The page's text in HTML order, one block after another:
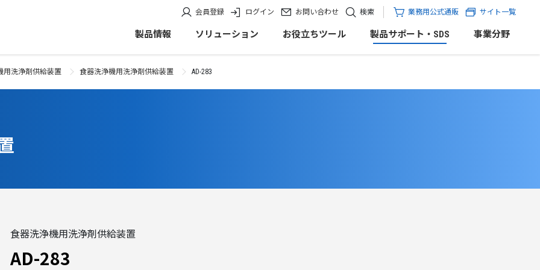
会員登録 ログイン お問い合わせ 検索 業務用公式通販 サイト一覧
製品情報 ソリューション お役立ちツール 製品サポート・SDS 事業分野
用洗浄剤供給装置 食器洗浄機用洗浄剤供給装置 AD-283
食器洗浄機用洗浄剤供給装置
AD-283